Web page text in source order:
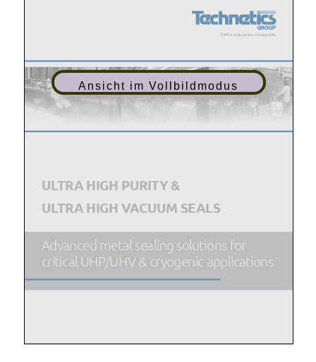
Ansicht im Vollbildmodus